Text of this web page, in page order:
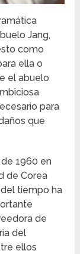
Jang,
como
ella o
el abuelo
para
que
1960 en
de Corea
tiempo ha
de
del
ellos